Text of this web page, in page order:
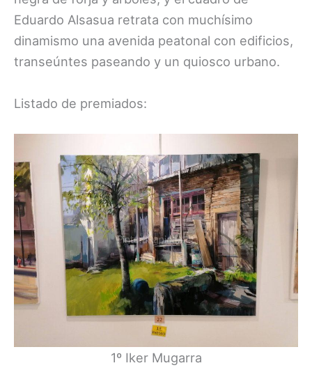
Eduardo Alsasua retrata con muchísimo
dinamismo una avenida peatonal con edificios,
transeúntes paseando y un quiosco urbano.
Listado de premiados:
1º Iker Mugarra